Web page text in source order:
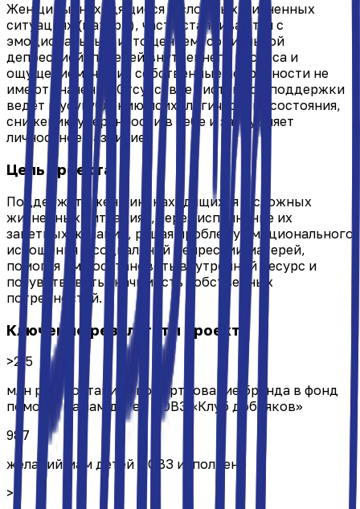
Женщины, находящиеся в сложных жизненных
ситуациях (матери), часто сталкиваются с
эмоциональным истощением, социальной
депрессией, потерей внутреннего ресурса и
ощущением, что их собственные потребности не
имеют значения. Отсутствие системной поддержки
ведёт к усугублению психологического состояния,
снижению уверенности в себе и затрудняет
личностное развитие.
Цель проекта
Поддержать женщин, находящихся в сложных
жизненных ситуациях, через исполнение их
заветных желаний, решая проблему эмоционального
истощения и социальной депрессии матерей,
помогая им восстановить внутренний ресурс и
почувствовать значимость собственных
потребностей.
Ключевые результаты проекта
>2,5
млн руб. составило пожертвование бренда в фонд
помощи мамам детей с ОВЗ «Клуб добряков»
987
желаний мам детей с ОВЗ исполнено
>1